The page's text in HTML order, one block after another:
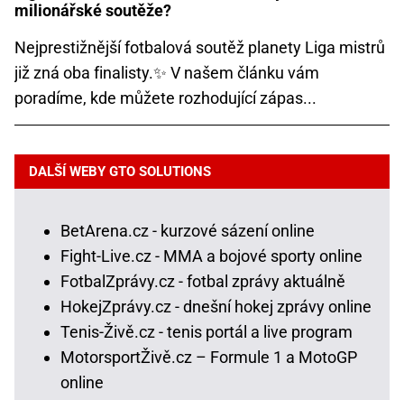
milionářské soutěže?
Nejprestižnější fotbalová soutěž planety Liga mistrů
již zná oba finalisty.✨ V našem článku vám
poradíme, kde můžete rozhodující zápas...
DALŠÍ WEBY GTO SOLUTIONS
BetArena.cz - kurzové sázení online
Fight-Live.cz - MMA a bojové sporty online
FotbalZprávy.cz - fotbal zprávy aktuálně
HokejZprávy.cz - dnešní hokej zprávy online
Tenis-Živě.cz - tenis portál a live program
MotorsportŽivě.cz – Formule 1 a MotoGP
online